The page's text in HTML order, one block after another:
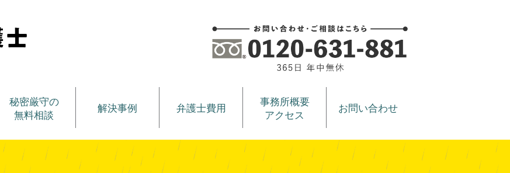
秘密厳守の
無料相談
解決事例 弁護士費用
事務所概要
アクセス
お問い合わせ